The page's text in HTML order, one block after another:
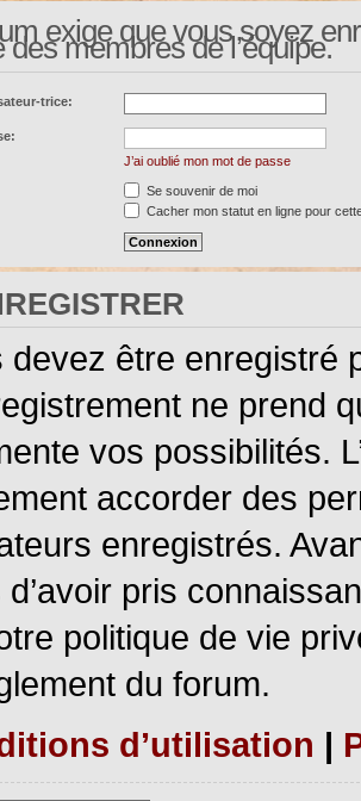
exige que vous soyez
des membres de l’équipe.
trice:
J’ai oublié mon mot de passe
Se souvenir de moi
Cacher mon statut en ligne pour
devez être enregistré
ne prend
vos possibilités.
accorder des
enregistrés.
pris
politique de vie
du forum.
d’utilisation |